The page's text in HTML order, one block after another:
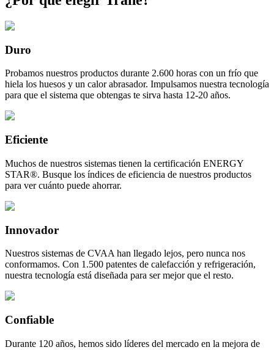
Duro
Probamos nuestros productos durante 2.600 horas con un frío que
hiela los huesos y un calor abrasador. Impulsamos nuestra tecnología
para que el sistema que obtengas te sirva hasta 12-20 años.
Eficiente
Muchos de nuestros sistemas tienen la certificación ENERGY
STAR®. Busque los índices de eficiencia de nuestros productos
para ver cuánto puede ahorrar.
Innovador
Nuestros sistemas de CVAA han llegado lejos, pero nunca nos
conformamos. Con 1.500 patentes de calefacción y refrigeración,
nuestra tecnología está diseñada para ser mejor que el resto.
Confiable
Durante 120 años, hemos sido líderes del mercado en la mejora de